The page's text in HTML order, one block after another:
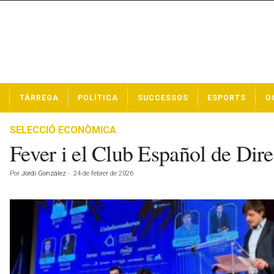
t
TÀRREGA POLÍTICA SUCCESSOS ESPORTS
SELECCIÓ ECONÒMICA
Fever i el Club Español de
Por Jordi González - 24 de febrer de 2026